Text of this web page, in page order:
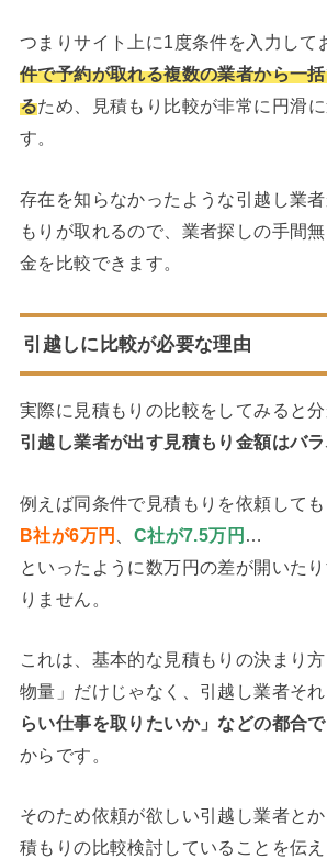
つまりサイト上に1度条件を入力して
件で予約が取れる複数の業者から一
るため、見積もり比較が非常に円滑
す。
存在を知らなかったような引越し業
もりが取れるので、業者探しの手間
金を比較できます。
引越しに比較が必要な理由
実際に見積もりの比較をしてみると分
引越し業者が出す見積もり金額はバラ
例えば同条件で見積もりを依頼しても
B社が6万円
C社が7.5万円 …
といったように数万円の差が開いた
りません。
これは、基本的な見積もりの決まり
物量」だけじゃなく、引越し業者そ
らい仕事を取りたいか」などの都合
からです。
そのため依頼が欲しい引越し業者と
積もりの比較検討していることを伝